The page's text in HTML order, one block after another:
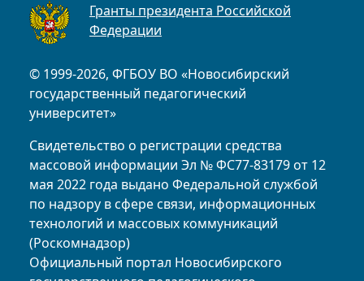
© 1999-2026, ФГБОУ ВО «Новосибирский
государственный педагогический
университет»
Свидетельство о регистрации средства
массовой информации Эл № ФС77-83179 от 12
мая 2022 года выдано Федеральной службой
по надзору в сфере связи, информационных
технологий и массовых коммуникаций
(Роскомнадзор)
Официальный портал Новосибирского
Гранты президента Российской
Федерации